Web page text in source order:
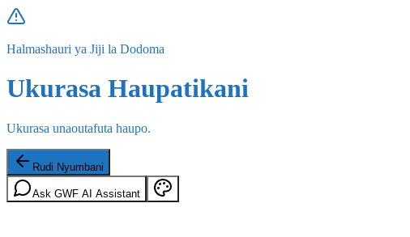
Halmashauri ya Jiji la Dodoma
Ukurasa Haupatikani
Ukurasa unaoutafuta haupo.
Rudi Nyumbani
Ask GWF AI Assistant